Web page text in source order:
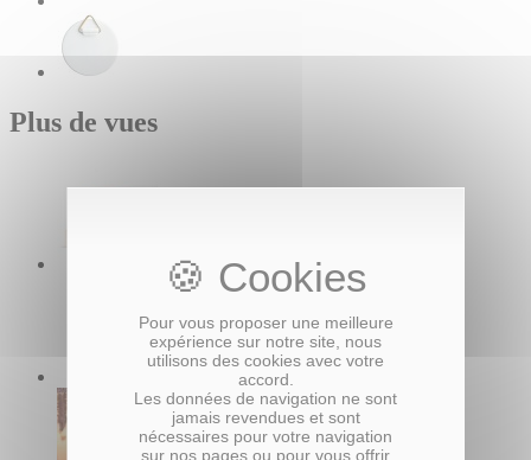
Pour vous proposer une meilleure
expérience sur notre site, nous
utilisons des cookies avec votre
accord.
Les données de navigation ne sont
jamais revendues et sont
nécessaires pour votre navigation
sur nos pages ou pour vous offrir
Plus de vues